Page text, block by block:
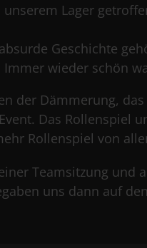
Lager
Geschichte
wieder schön
der Dämmerung,
Das Rollenspiel
Rollenspiel von
Teamsitzung und
uns dann auf